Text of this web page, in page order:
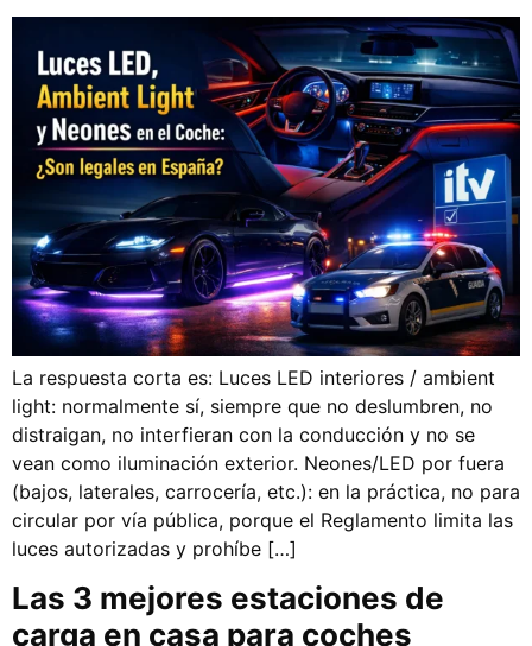
La respuesta corta es: Luces LED interiores / ambient
light: normalmente sí, siempre que no deslumbren, no
distraigan, no interfieran con la conducción y no se
vean como iluminación exterior. Neones/LED por fuera
(bajos, laterales, carrocería, etc.): en la práctica, no para
circular por vía pública, porque el Reglamento limita las
luces autorizadas y prohíbe […]
Las 3 mejores estaciones de
carga en casa para coches